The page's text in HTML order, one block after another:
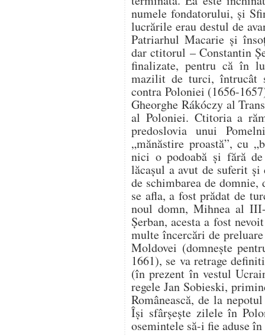
numele fondatorului, și
lucrările erau destul de
Patriarhul Macarie și
dar ctitorul – Constantin
finalizate, pentru că în
mazilit de turci, întrucât
contra Poloniei (1656-
Gheorghe Rákóczy al
al Poloniei. Ctitoria a
predoslovia unui
„mănăstire proastă”, cu
nici o podoabă și fără
lăcașul a avut de suferit
de schimbarea de
se afla, a fost prădat de
noul domn, Mihnea al
Șerban, acesta a fost
multe încercări de
Moldovei (domnește
1661), se va retrage
(în prezent în vestul
regele Jan Sobieski,
Românească, de la
Își sfârșește zilele în
osemintele să-i fie aduse în